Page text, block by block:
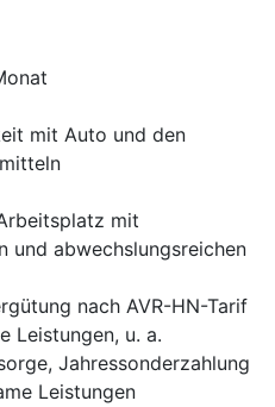
mit Auto und den
mit
und abwechslungsreichen
nach AVR-HN-Tarif
Leistungen, u. a.
Jahressonderzahlung
Leistungen